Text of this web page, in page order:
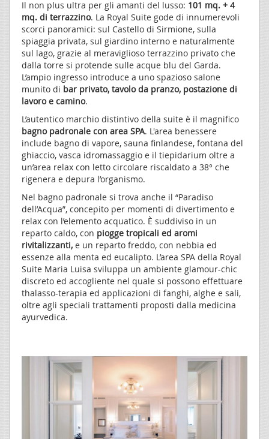
Il non plus ultra per gli amanti del lusso: 101 mq. + 4
mq. di terrazzino. La Royal Suite gode di innumerevoli
scorci panoramici: sul Castello di Sirmione, sulla
spiaggia privata, sul giardino interno e naturalmente
sul lago, grazie al meraviglioso terrazzino privato che
dalla torre si protende sulle acque blu del Garda.
L’ampio ingresso introduce a uno spazioso salone
munito di bar privato, tavolo da pranzo, postazione di
lavoro e camino.
L’autentico marchio distintivo della suite è il magnifico
bagno padronale con area SPA. L'area benessere
include bagno di vapore, sauna finlandese, fontana del
ghiaccio, vasca idromassaggio e il tiepidarium oltre a
un’area relax con letto circolare riscaldato a 38° che
rigenera e depura l’organismo.
Nel bagno padronale si trova anche il “Paradiso
dell’Acqua”, concepito per momenti di divertimento e
relax con l’elemento acquatico. È suddiviso in un
reparto caldo, con piogge tropicali ed aromi
rivitalizzanti, e un reparto freddo, con nebbia ed
essenze alla menta ed eucalipto. L’area SPA della Royal
Suite Maria Luisa sviluppa un ambiente glamour-chic
discreto ed accogliente nel quale si possono effettuare
thalasso-terapia ed applicazioni di fanghi, alghe e sali,
oltre agli speciali trattamenti proposti dalla medicina
ayurvedica.